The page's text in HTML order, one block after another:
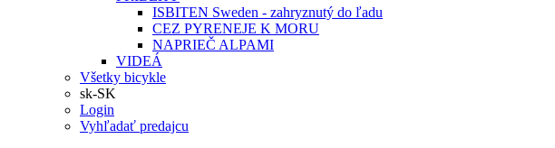
ISBITEN Sweden - zahryznutý do ľadu
CEZ PYRENEJE K MORU
NAPRIEČ ALPAMI
VIDEÁ
Všetky bicykle
sk-SK
Login
Vyhľadať predajcu